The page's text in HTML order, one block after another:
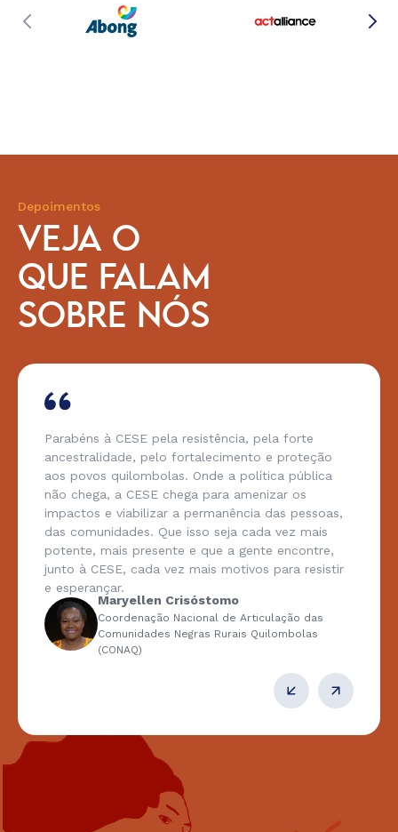
Depoimentos
VEJA O
QUE FALAM
SOBRE NÓS
Parabéns à CESE pela resistência, pela forte
ancestralidade, pelo fortalecimento e proteção
aos povos quilombolas. Onde a política pública
não chega, a CESE chega para amenizar os
impactos e viabilizar a permanência das pessoas,
das comunidades. Que isso seja cada vez mais
potente, mais presente e que a gente encontre,
junto à CESE, cada vez mais motivos para resistir
e esperançar.
Maryellen Crisóstomo
Coordenação Nacional de Articulação das
Comunidades Negras Rurais Quilombolas
(CONAQ)